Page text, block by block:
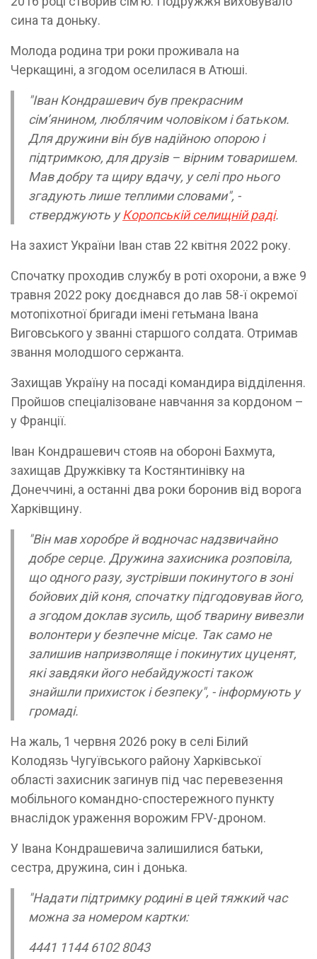
сина та доньку.
Молода родина три роки проживала на
Черкащині, а згодом оселилася в Атюші.
"Іван Кондрашевич був прекрасним
сім’янином, люблячим чоловіком і батьком.
Для дружини він був надійною опорою і
підтримкою, для друзів – вірним товаришем.
Мав добру та щиру вдачу, у селі про нього
згадують лише теплими словами", -
стверджують уКоропській селищній раді.
На захист України Іван став 22 квітня 2022 року.
Спочатку проходив службу в роті охорони, а вже 9
травня 2022 року доєднався до лав 58-ї окремої
мотопіхотної бригади імені гетьмана Івана
Виговського у званні старшого солдата. Отримав
звання молодшого сержанта.
Захищав Україну на посаді командира відділення.
Пройшов спеціалізоване навчання за кордоном –
у Франції.
Іван Кондрашевич стояв на обороні Бахмута,
захищав Дружківку та Костянтинівку на
Донеччині, а останні два роки боронив від ворога
Харківщину.
"Він мав хоробре й водночас надзвичайно
добре серце. Дружина захисника розповіла,
що одного разу, зустрівши покинутого в зоні
бойових дій коня, спочатку підгодовував його,
а згодом доклав зусиль, щоб тварину вивезли
волонтери у безпечне місце. Так само не
залишив напризволяще і покинутих цуценят,
які завдяки його небайдужості також
знайшли прихисток і безпеку", - інформують у
громаді.
На жаль, 1 червня 2026 року в селі Білий
Колодязь Чугуївського району Харківської
області захисник загинув під час перевезення
мобільного командно-спостережного пункту
внаслідок ураження ворожим FPV-дроном.
У Івана Кондрашевича залишилися батьки,
сестра, дружина, син і донька.
"Надати підтримку родині в цей тяжкий час
можна за номером картки:
4441 1144 6102 8043